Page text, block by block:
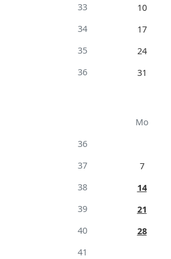
33
10
34
17
35
24
36
31
Mo
36
37
7
38
14
39
21
40
28
41